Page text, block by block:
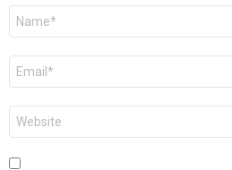
Nome
E-
mail
*
Site